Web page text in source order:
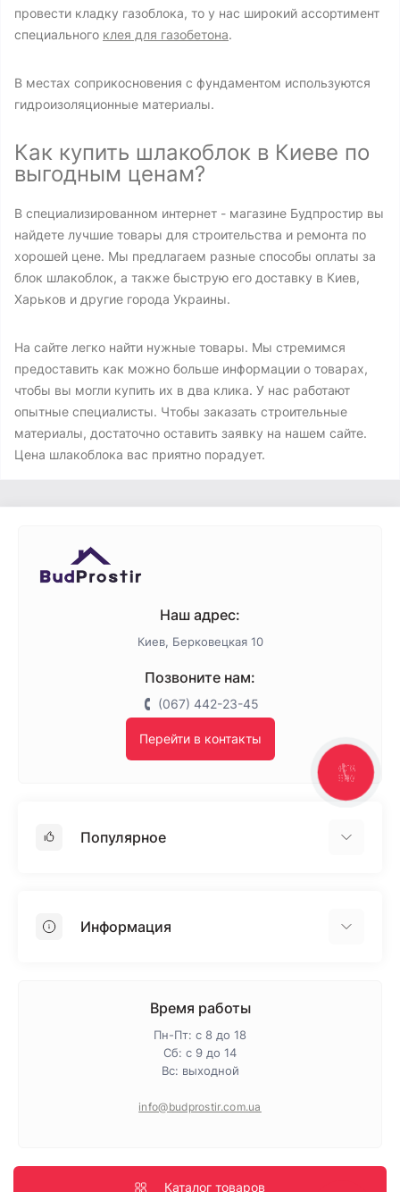
провести кладку газоблока, то у нас широкий ассортимент
специального клея для газобетона.
В местах соприкосновения с фундаментом используются
гидроизоляционные материалы.
Как купить шлакоблок в Киеве по
выгодным ценам?
В специализированном интернет - магазине Будпростир вы
найдете лучшие товары для строительства и ремонта по
хорошей цене. Мы предлагаем разные способы оплаты за
блок шлакоблок, а также быструю его доставку в Киев,
Харьков и другие города Украины.
На сайте легко найти нужные товары. Мы стремимся
предоставить как можно больше информации о товарах,
чтобы вы могли купить их в два клика. У нас работают
опытные специалисты. Чтобы заказать строительные
материалы, достаточно оставить заявку на нашем сайте.
Цена шлакоблока вас приятно порадует.
Наш адрес:
Киев, Берковецкая 10
Позвоните нам:
(067) 442-23-45
Перейти в контакты
Популярное
ПенопластИнформация
Политика конфиденциальности
Время работы
Пн-Пт: с 8 до 18
Сб: с 9 до 14
Вс: выходной
info@budprostir.com.ua
Каталог товаров
КНОПКА
ЗВ'ЯЗКУ